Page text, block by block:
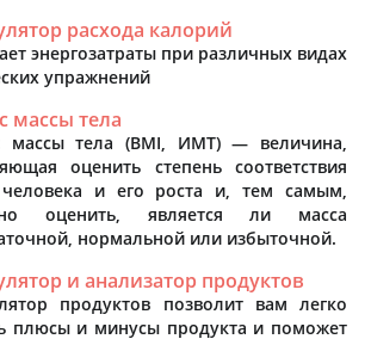
расхода калорий
энергозатраты при различных видах
упражнений
массы тела
массы тела (BMI, ИМТ) — величина,
оценить степень соответствия
и его роста и, тем самым,
оценить, является ли масса
нормальной или избыточной.
и анализатор продуктов
продуктов позволит вам легко
плюсы и минусы продукта и поможет